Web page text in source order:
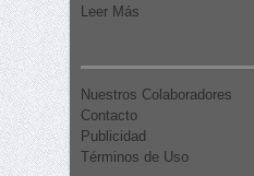
Leer Más
Nuestros Colaboradores
Contacto
Publicidad
Términos de Uso